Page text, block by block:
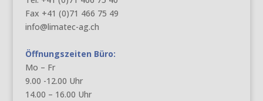
Fax +41 (0)71 466 75 49
info@limatec-ag.ch
Öffnungszeiten Büro:
Mo – Fr
9.00 -12.00 Uhr
14.00 – 16.00 Uhr